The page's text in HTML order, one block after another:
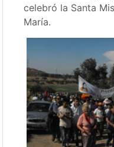
celebró la Santa
María.